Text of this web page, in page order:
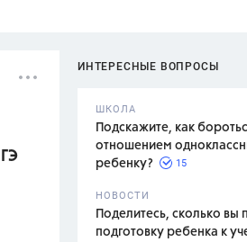
ИНТЕРЕСНЫЕ ВОПРОСЫ
ШКОЛА
Подскажите, как
отношением
ребенку?
15
НОВОСТИ
Поделитесь, сколько вы
подготовку ребенка к